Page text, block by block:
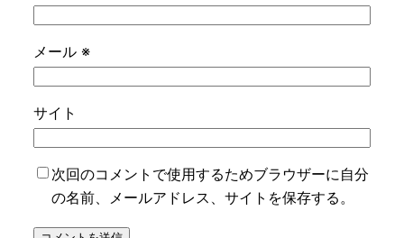
メール ※
サイト
次回のコメントで使用するためブラウザーに自分
の名前、メールアドレス、サイトを保存する。